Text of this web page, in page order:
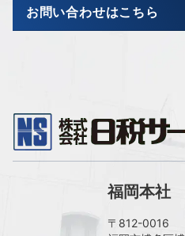
お問い合わせはこちら
福岡本社
〒812-0016